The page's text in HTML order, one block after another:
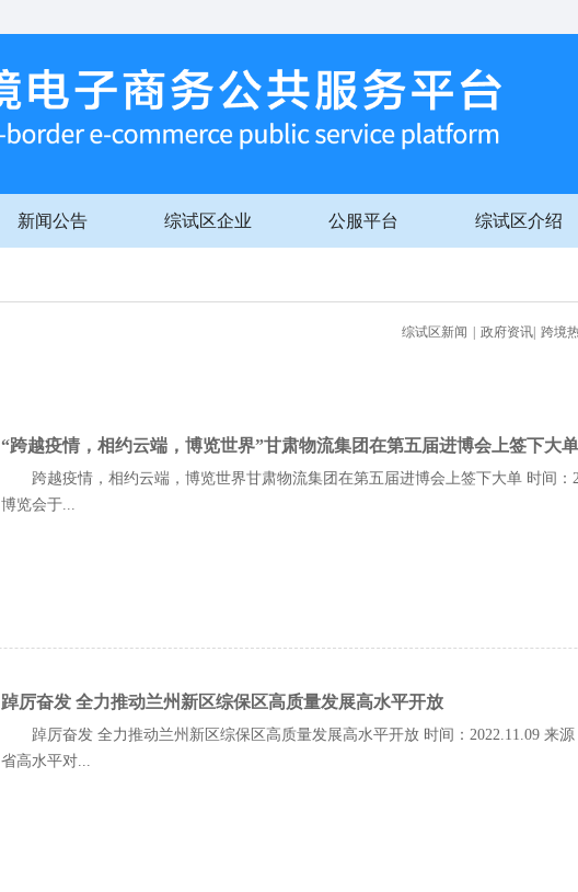
新闻公告 综试区企业 公服平台 综试区介绍
综试区新闻 政府资讯| 跨境
“跨越疫情，相约云端，博览世界”甘肃物流集团在第五届进博会上签下大单
跨越疫情，相约云端，博览世界甘肃物流集团在第五届进博会上签下大单 时间
博览会于...
踔厉奋发 全力推动兰州新区综保区高质量发展高水平开放
踔厉奋发 全力推动兰州新区综保区高质量发展高水平开放 时间：2022.11.09 来
省高水平对...